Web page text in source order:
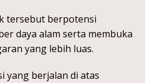
tersebut berpotensi
daya alam serta membuka
yang lebih luas.
yang berjalan di atas